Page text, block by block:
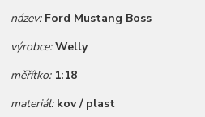
název: Ford Mustang Boss
výrobce:Welly
měřítko: 1:18
materiál: kov / plast